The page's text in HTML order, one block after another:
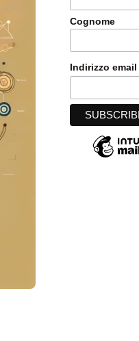
Cognome
Indirizzo email